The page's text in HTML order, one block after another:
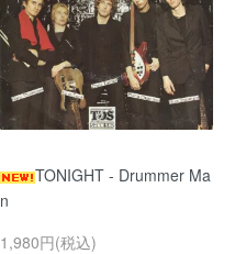
TONIGHT - Drummer Ma
n
1,980円(税込)